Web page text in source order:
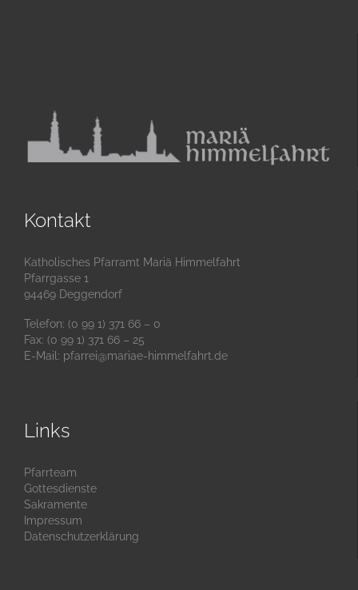
Kontakt
Katholisches Pfarramt Mariä Himmelfahrt
Pfarrgasse 1
94469 Deggendorf
Telefon: (0 99 1) 371 66 – 0
Fax: (0 99 1) 371 66 – 25
E-Mail: pfarrei@mariae-himmelfahrt.de
Links
Pfarrteam
Gottesdienste
Sakramente
Impressum
Datenschutzerklärung